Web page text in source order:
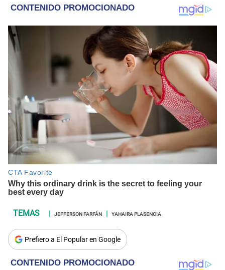
JEFFERSON FARFÁN YAHAIRA PLASENCIA
Prefiero a El Popular en Google